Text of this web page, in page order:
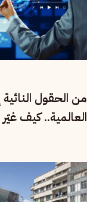
من الحقول النائية
العالمية.. كيف